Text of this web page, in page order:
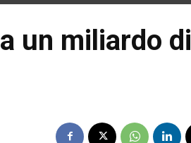
un miliardo di